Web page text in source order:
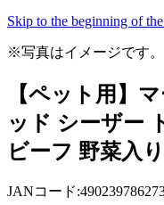
Skip to the beginning of
※写真はイメージです。
【ペット用】
ッド シーザー
ビーフ 野菜入
JANコード